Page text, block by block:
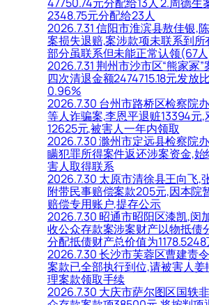
2348.75元分配给23人
2026.7.31 信阳市淮滨县敖佳银,
案损失退赔,案涉款项未联系到
部分虽联系但未能正常认领(67
2026.7.31 荆州市沙市区“熊家冢
四次清退金额2474715.18元发放
0.96%
2026.7.30 台州市路桥区检察院
等人诈骗案,李恩平退赃13394元,
12625元,被害人一年内领取
2026.7.30 滁州市定远县检察院
瞒犯罪所得案件返还涉案资金,始
害人取得联系
2026.7.30 太原市清徐县王向飞,
附带民事赔偿案款205元,因本院
赔偿专用账户,提存公示
2026.7.30 昭通市昭阳区漆凯,闵
收公众存款案涉案财产以物抵债
分配抵债财产总价值为
2026.7.30 长沙市芙蓉区曹建责
案款已全部执行到位,请被害人
理案款领取手续
2026.7.30 大庆市萨尔图区国轶